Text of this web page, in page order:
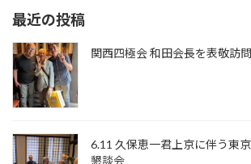
最近の投稿
関西四極会 和田会長を表敬訪
6.11 久保恵一君上京に伴う東
懇談会